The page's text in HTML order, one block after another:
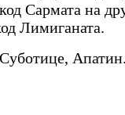
Сармата на
Лимиганата.